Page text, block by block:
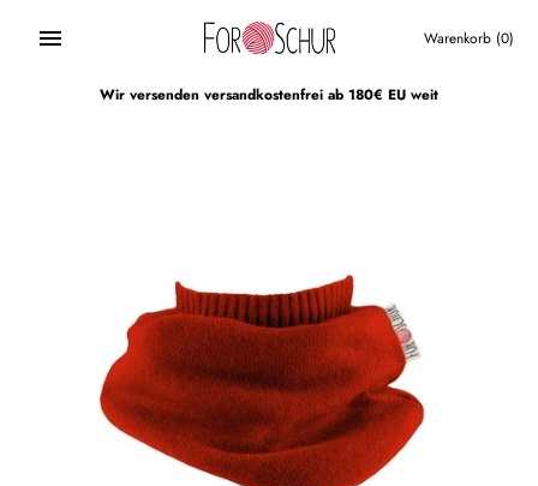
Warenkorb (0)
Wir versenden versandkostenfrei ab 180€ EU weit